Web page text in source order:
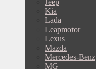
Jeep
Kia
Lada
Leapmotor
Lexus
Mazda
Mercedes-Benz
MG